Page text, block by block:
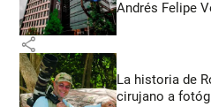
Andrés Felipe
share
La historia de
cirujano a